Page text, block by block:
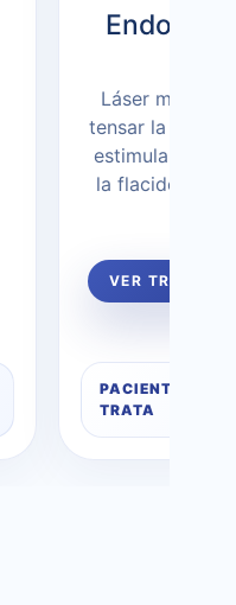
Láser
tensar la piel
estimular
la flacidez
VER
PACIENTE
TRATA